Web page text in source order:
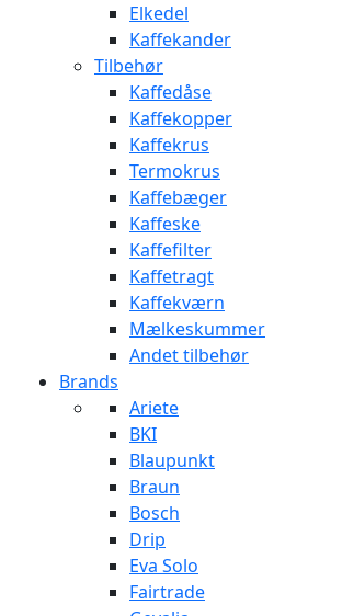
Elkedel
Kaffekander
Tilbehør
Kaffedåse
Kaffekopper
Kaffekrus
Termokrus
Kaffebæger
Kaffeske
Kaffefilter
Kaffetragt
Kaffekværn
Mælkeskummer
Andet tilbehør
Brands
Ariete
BKI
Blaupunkt
Braun
Bosch
Drip
Eva Solo
Fairtrade